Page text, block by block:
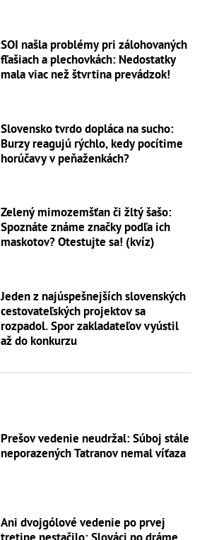
SOI našla problémy pri zálohovaných
fľašiach a plechovkách: Nedostatky
mala viac než štvrtina prevádzok!
Slovensko tvrdo dopláca na sucho:
Burzy reagujú rýchlo, kedy pocítime
horúčavy v peňaženkách?
Zelený mimozemšťan či žltý šašo:
Spoznáte známe značky podľa ich
maskotov? Otestujte sa! (kvíz)
Jeden z najúspešnejších slovenských
cestovateľských projektov sa
rozpadol. Spor zakladateľov vyústil
až do konkurzu
Prešov vedenie neudržal: Súboj stále
neporazených Tatranov nemal víťaza
Ani dvojgólové vedenie po prvej